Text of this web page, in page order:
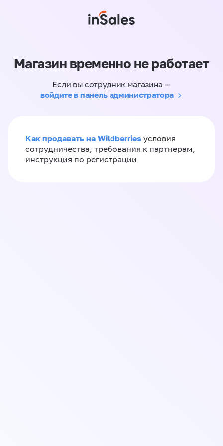
Магазин временно не работает
Если вы сотрудник магазина —
войдите в панель администратора
Как продавать на Wildberries условия
сотрудничества, требования к партнерам,
инструкция по регистрации